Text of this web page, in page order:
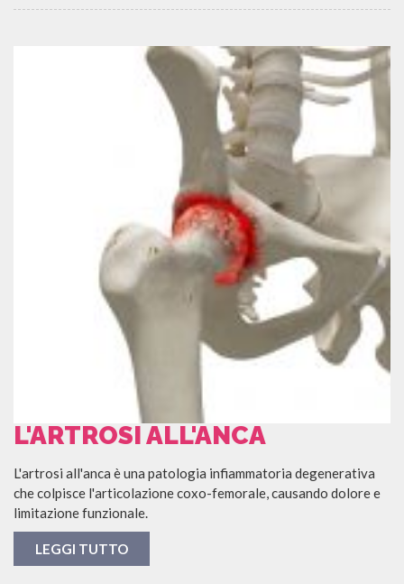
L'ARTROSI ALL'ANCA
L'artrosi all'anca è una patologia infiammatoria degenerativa
che colpisce l'articolazione coxo-femorale, causando dolore e
limitazione funzionale.
LEGGI TUTTO